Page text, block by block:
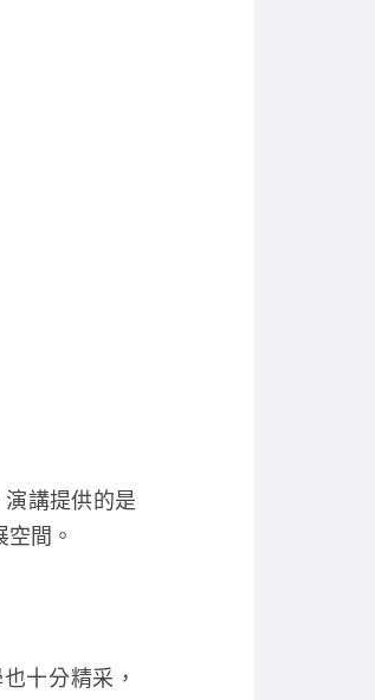
講提供的是
間。
十分精采，